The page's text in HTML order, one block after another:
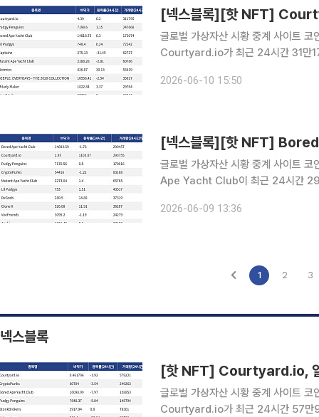
글로벌 가상자산 시황 중계 사이트
Courtyard.io가 최근 24시간 31만
거래량 24만7668달러를 기록하며
2026-06-10 15:50
글로벌 가상자산 시황 중계 사이트
Ape Yacht Club이 최근 24시간 29
Courtyard.io는 24시간 거래량
2026-06-09 13:36
1 2 3
넥스블록
[핫 NFT] Courtyard.io,
글로벌 가상자산 시황 중계 사이트
Courtyard.io가 최근 24시간 57만